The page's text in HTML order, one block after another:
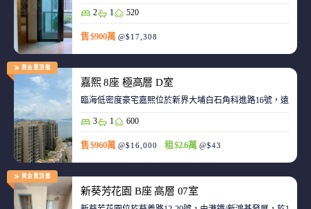
2 1 520
售 $900萬 @$17,308
黃金置頂盤
嘉熙 8座 極高層 D室
臨海低密度豪宅嘉熙位於新界大埔白石角科進路16號，遠離
3 1 600
售 $960萬 @$16,000 租 $2.6萬 @$43
黃金置頂盤
新葵芳花園 B座 高層 07室